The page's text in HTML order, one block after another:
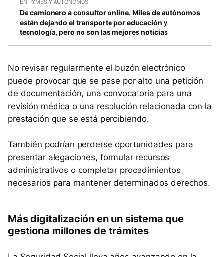
EN PYMES Y AUTONOMOS
De camionero a consultor online. Miles de autónomos
están dejando el transporte por educación y
tecnología, pero no son las mejores noticias
No revisar regularmente el buzón electrónico
puede provocar que se pase por alto una petición
de documentación, una convocatoria para una
revisión médica o una resolución relacionada con la
prestación que se está percibiendo.
También podrían perderse oportunidades para
presentar alegaciones, formular recursos
administrativos o completar procedimientos
necesarios para mantener determinados derechos.
Más digitalización en un sistema que
gestiona millones de trámites